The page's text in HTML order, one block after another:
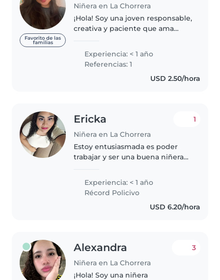
Favorito de las
familias
Niñera en La Chorrera
¡Hola! Soy una joven responsable,
creativa y paciente que ama
formación en primeros auxilios y
me encanta leer, hacer música y
jugar con los pequeños. Soy..
Experiencia: < 1 año
Referencias: 1
USD 2.50/hora
Ericka
Niñera en La Chorrera
1
Estoy entusiasmada es poder
trabajar y ser una buena niñera
conocimientos con los niños
Experiencia: < 1 año
Récord Policivo
USD 6.20/hora
Alexandra
Niñera en La Chorrera
3
¡Hola! Soy una niñera